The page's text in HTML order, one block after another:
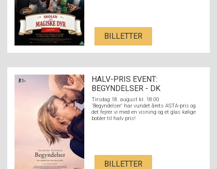
BILLETTER
HALV-PRIS EVENT:
BEGYNDELSER - DK
UNDERTEKSTER
Tirsdag 18. august kl. 18:00
'Begyndelser' har vundet årets ASTA-pris og
det fejrer vi med en visning og et glas kølige
bobler til halv pris!
BILLETTER